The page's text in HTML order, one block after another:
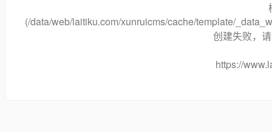
(/data/web/laitiku.com/xunruicms/cache/template/
创建失败，
https://